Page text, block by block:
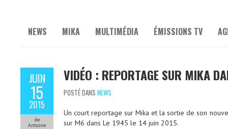
NEWS MIKA MULTIMÉDIA ÉMISSIONS TV
JUIN
15
2015
de
Antoine
VIDÉO : REPORTAGE SUR MIKA
POSTÉ DANS NEWS
Un court reportage sur Mika et la sortie de son
sur M6 dans Le 1945 le 14 juin 2015.